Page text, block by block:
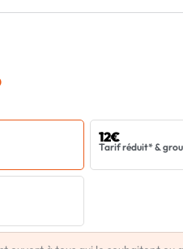
12€
Tarif réduit* &